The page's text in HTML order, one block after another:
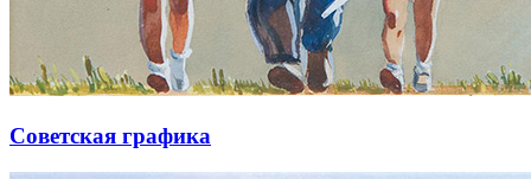
Советская графика